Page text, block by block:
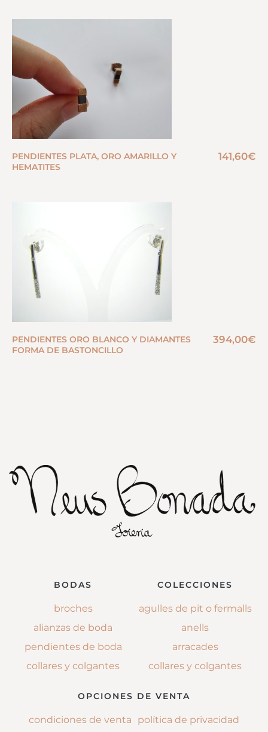
PENDIENTES PLATA, ORO AMARILLO Y
HEMATITES
141,60€
PENDIENTES ORO BLANCO Y DIAMANTES
FORMA DE BASTONCILLO
394,00€
BODAS
broches
alianzas de boda
pendientes de boda
collares y colgantes
COLECCIONES
agulles de pit o fermalls
anells
arracades
collares y colgantes
OPCIONES DE VENTA
condiciones de venta política de privacidad